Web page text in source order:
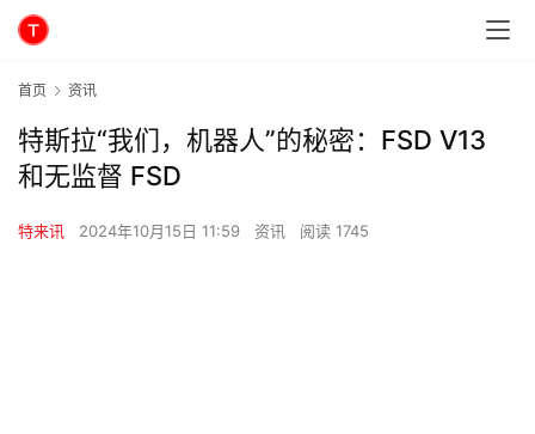
首页 资讯
特斯拉“我们，机器人”的秘密：FSD V13
和无监督 FSD
特来讯 2024年10月15日 11:59 资讯 阅读 1745